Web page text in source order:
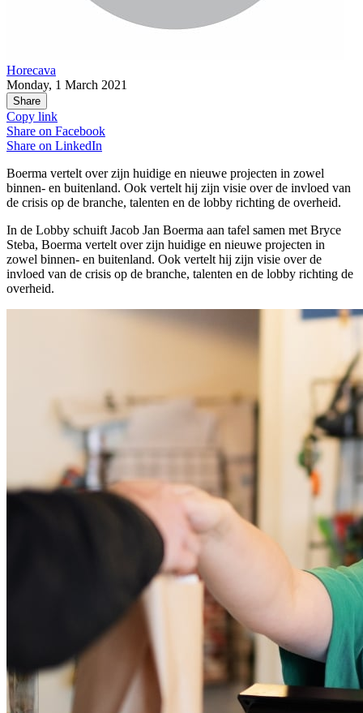
Horecava
Monday, 1 March 2021
Share
Copy link
Share on Facebook
Share on LinkedIn
Boerma vertelt over zijn huidige en nieuwe projecten in zowel
binnen- en buitenland. Ook vertelt hij zijn visie over de invloed van
de crisis op de branche, talenten en de lobby richting de overheid.
In de Lobby schuift Jacob Jan Boerma aan tafel samen met Bryce
Steba, Boerma vertelt over zijn huidige en nieuwe projecten in
zowel binnen- en buitenland. Ook vertelt hij zijn visie over de
invloed van de crisis op de branche, talenten en de lobby richting de
overheid.